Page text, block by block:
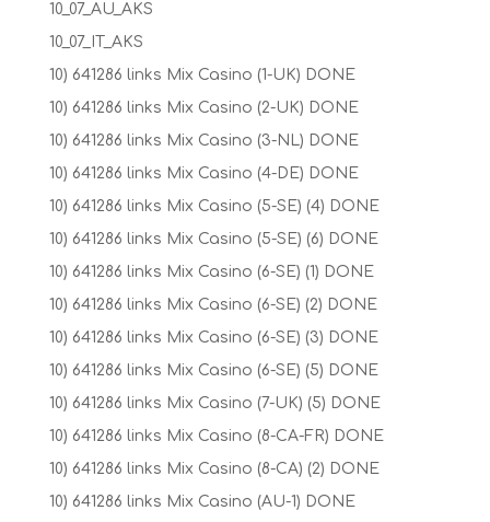
10_07_AU_AKS
10_07_IT_AKS
10) 641286 links Mix Casino (1-UK) DONE
10) 641286 links Mix Casino (2-UK) DONE
10) 641286 links Mix Casino (3-NL) DONE
10) 641286 links Mix Casino (4-DE) DONE
10) 641286 links Mix Casino (5-SE) (4) DONE
10) 641286 links Mix Casino (5-SE) (6) DONE
10) 641286 links Mix Casino (6-SE) (1) DONE
10) 641286 links Mix Casino (6-SE) (2) DONE
10) 641286 links Mix Casino (6-SE) (3) DONE
10) 641286 links Mix Casino (6-SE) (5) DONE
10) 641286 links Mix Casino (7-UK) (5) DONE
10) 641286 links Mix Casino (8-CA-FR) DONE
10) 641286 links Mix Casino (8-CA) (2) DONE
10) 641286 links Mix Casino (AU-1) DONE